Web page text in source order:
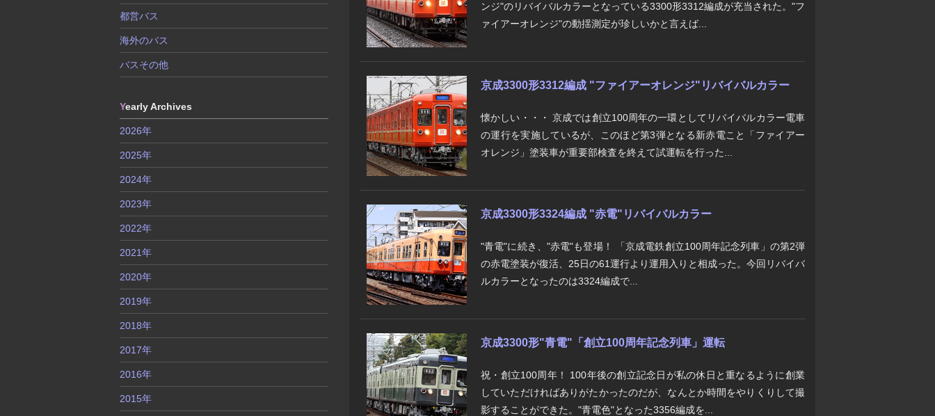
ンジ"のリバイバルカラーとなっている3300形3312編成が充当された。"フ
ァイアーオレンジ"の動揺測定が珍しいかと言えば...
京成3300形3312編成 "ファイアーオレンジ"リバイバルカラー
懐かしい・・・ 京成では創立100周年の一環としてリバイバルカラー電車
の運行を実施しているが、このほど第3弾となる新赤電こと「ファイアー
オレンジ」塗装車が重要部検査を終えて試運転を行った...
京成3300形3324編成 "赤電"リバイバルカラー
"青電"に続き、"赤電"も登場！ 「京成電鉄創立100周年記念列車」の第2弾
の赤電塗装が復活、25日の61運行より運用入りと相成った。今回リバイバ
ルカラーとなったのは3324編成で...
京成3300形"青電"「創立100周年記念列車」運転
祝・創立100周年！ 100年後の創立記念日が私の休日と重なるように創業
していただければありがたかったのだが、なんとか時間をやりくりして撮
影することができた。"青電色"となった3356編成を...
都営バス
海外のバス
バスその他
Yearly Archives
2026年
2025年
2024年
2023年
2022年
2021年
2020年
2019年
2018年
2017年
2016年
2015年